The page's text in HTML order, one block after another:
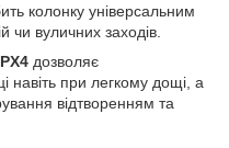
колонку універсальним
чи вуличних заходів.
дозволяє
навіть при легкому дощі, а
відтворенням та